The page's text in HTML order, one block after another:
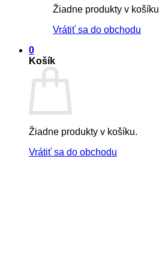
Žiadne produkty v
Vrátiť sa do obchodu
0
Košík
Žiadne produkty v košíku.
Vrátiť sa do obchodu